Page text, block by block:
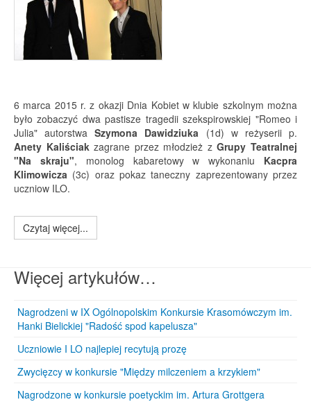
6 marca 2015 r. z okazji Dnia Kobiet w klubie szkolnym można
było zobaczyć dwa pastisze tragedii szekspirowskiej "Romeo i
Julia" autorstwaSzymona Dawidziuka (1d) w reżyserii p.
Anety Kaliściakzagrane przez młodzież zGrupy Teatralnej
"Na skraju", monolog kabaretowy w wykonaniu Kacpra
Klimowicza (3c) oraz pokaz taneczny zaprezentowany przez
uczniow ILO.
Czytaj więcej...
Więcej artykułów…
Nagrodzeni w IX Ogólnopolskim Konkursie Krasomówczym im.
Hanki Bielickiej "Radość spod kapelusza"
Uczniowie I LO najlepiej recytują prozę
Zwycięzcy w konkursie "Między milczeniem a krzykiem"
Nagrodzone w konkursie poetyckim im. Artura Grottgera